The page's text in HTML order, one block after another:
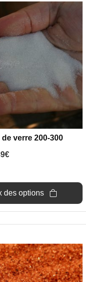
verre 200-300
€
des options